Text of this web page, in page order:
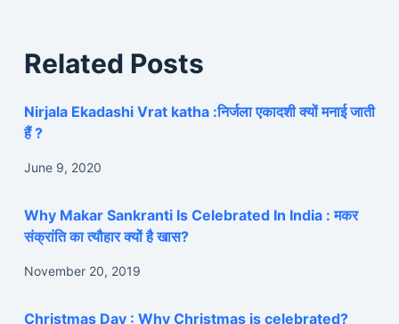
Related Posts
Nirjala Ekadashi Vrat katha :निर्जला एकादशी क्यों मनाई जाती
हैं ?
June 9, 2020
Why Makar Sankranti Is Celebrated In India : मकर
संक्रांति का त्यौहार क्यों है खास?
November 20, 2019
Christmas Day : Why Christmas is celebrated?